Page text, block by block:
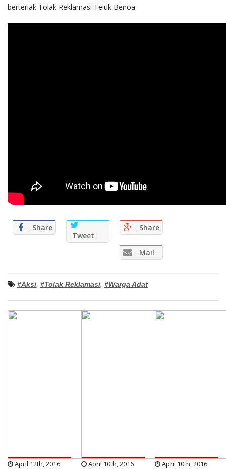
berteriak Tolak Reklamasi Teluk Benoa.
Share
Tweet
Share
Mail
#Aksi #Tolak Reklamasi #Warga Adat
April 12th, 2016 April 10th, 2016 April 10th, 2016